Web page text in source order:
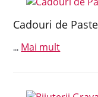
Cadouri de Paste
... Mai mult